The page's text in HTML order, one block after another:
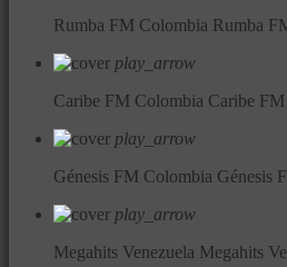
Rumba FM Colombia Rumba
play_arrow
Caribe FM Colombia Caribe
play_arrow
Génesis FM Colombia Génesis
play_arrow
Megahits Venezuela Megahits